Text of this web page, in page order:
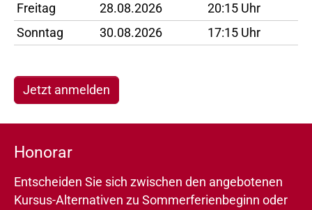
Freitag
28.08.2026
20:15 Uhr
Sonntag
30.08.2026 17:15 Uhr
Jetzt anmelden
Honorar
Entscheiden Sie sich zwischen den angebotenen
Kursus-Alternativen zu Sommerferienbeginn oder